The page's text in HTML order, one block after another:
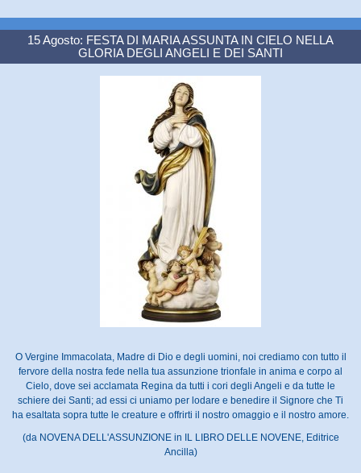
15 Agosto: FESTA DI MARIA ASSUNTA IN CIELO NELLA
GLORIA DEGLI ANGELI E DEI SANTI
O Vergine Immacolata, Madre di Dio e degli uomini, noi crediamo con tutto il
fervore della nostra fede nella tua assunzione trionfale in anima e corpo al
Cielo, dove sei acclamata Regina da tutti i cori degli Angeli e da tutte le
schiere dei Santi; ad essi ci uniamo per lodare e benedire il Signore che Ti
ha esaltata sopra tutte le creature e offrirti il nostro omaggio e il nostro amore.
(da NOVENA DELL'ASSUNZIONE in IL LIBRO DELLE NOVENE, Editrice
Ancilla)